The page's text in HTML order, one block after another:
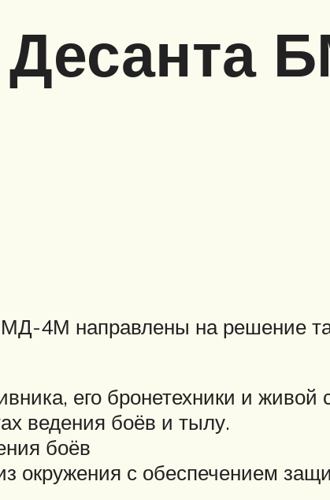
4М направлены на решение
его бронетехники и живой
ведения боёв и тылу.
боёв
окружения с обеспечением